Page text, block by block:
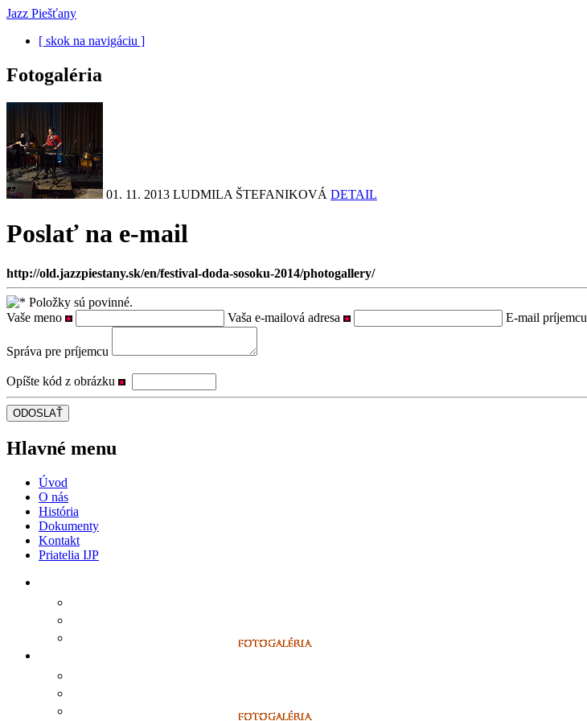
Jazz Piešťany
[ skok na navigáciu ]
Fotogaléria
01. 11. 2013 LUDMILA ŠTEFANIKOVÁ DETAIL
Poslať na e-mail
http://old.jazzpiestany.sk/en/festival-doda-sosoku-2014/photogallery/
Položky sú povinné.
Vaše meno
Vaša e-mailová adresa E-mail príjemcu
Správa pre príjemcu
Opíšte kód z obrázku
Hlavné menu
Úvod
O nás
História
Dokumenty
Kontakt
Priatelia IJP